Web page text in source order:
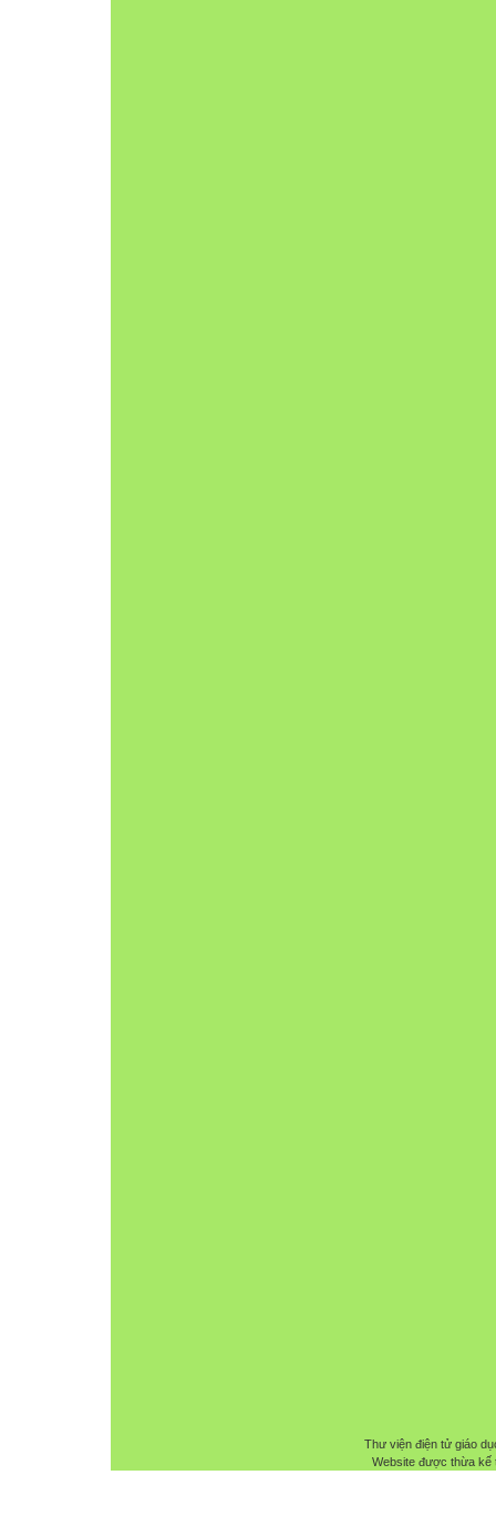
Thư viện điện tử giáo
Website được thừa